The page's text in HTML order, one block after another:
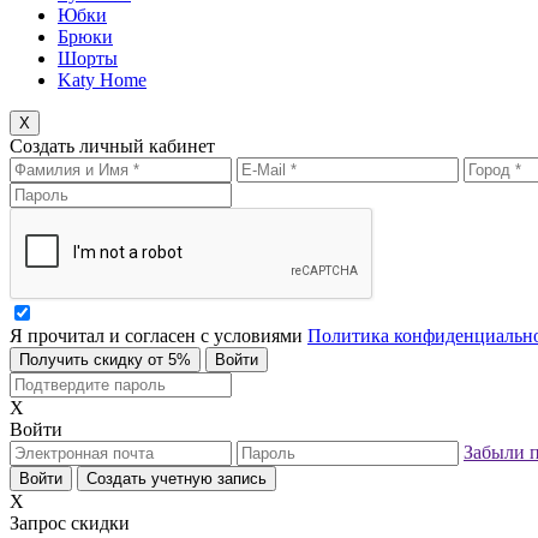
Юбки
Брюки
Шорты
Katy Home
X
Создать личный кабинет
Я прочитал и согласен с условиями Политика
Получить скидку от 5% Войти
X
Войти
Забыли
Войти Создать учетную запись
X
Запрос скидки